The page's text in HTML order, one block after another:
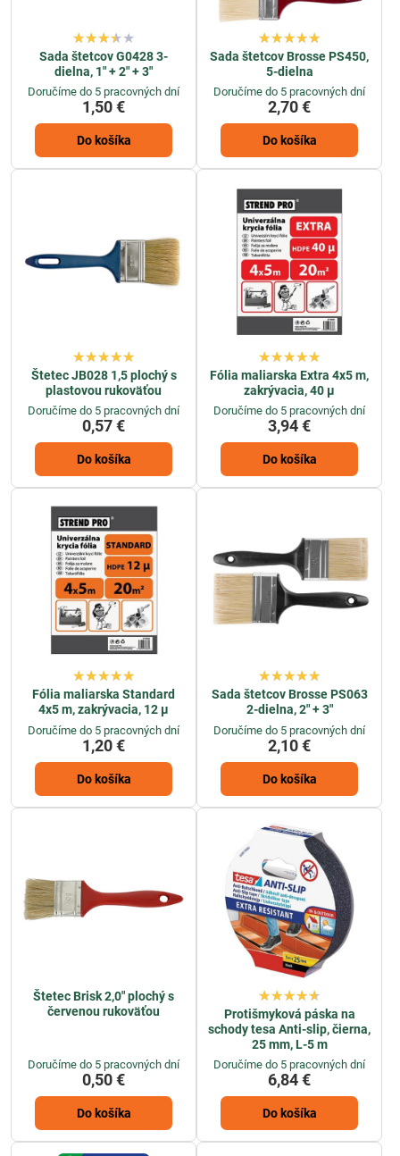
Sada štetcov G0428 3-
dielna, 1" + 2" + 3"
Doručíme do 5 pracovných dní
1,50 €
Do košíka
Sada štetcov Brosse PS450,
5-dielna
Doručíme do 5 pracovných dní
2,70 €
Do košíka
Štetec JB028 1,5 plochý s
plastovou rukoväťou
Doručíme do 5 pracovných dní
0,57 €
Do košíka
Fólia maliarska Extra 4x5 m,
zakrývacia, 40 µ
Doručíme do 5 pracovných dní
3,94 €
Do košíka
Fólia maliarska Standard
4x5 m, zakrývacia, 12 µ
Doručíme do 5 pracovných dní
1,20 €
Do košíka
Sada štetcov Brosse PS063
2-dielna, 2" + 3"
Doručíme do 5 pracovných dní
2,10 €
Do košíka
Štetec Brisk 2,0" plochý s
červenou rukoväťou
Doručíme do 5 pracovných dní
0,50 €
Do košíka
Protišmyková páska na
schody tesa Anti-slip, čierna,
25 mm, L-5 m
Doručíme do 5 pracovných dní
6,84 €
Do košíka